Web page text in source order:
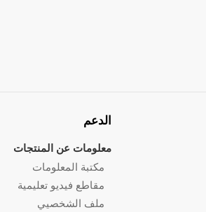
الدعم
معلومات عن المنتجات
مكتبة المعلومات
مقاطع فيديو تعليمية
ملف الشخصيي